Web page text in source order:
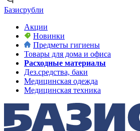
Базисрубли
Акции
Новинки
Предметы гигиены
Товары для дома и офиса
Расходные материалы
Дез.средства, баки
Медицинская одежда
Медицинская техника